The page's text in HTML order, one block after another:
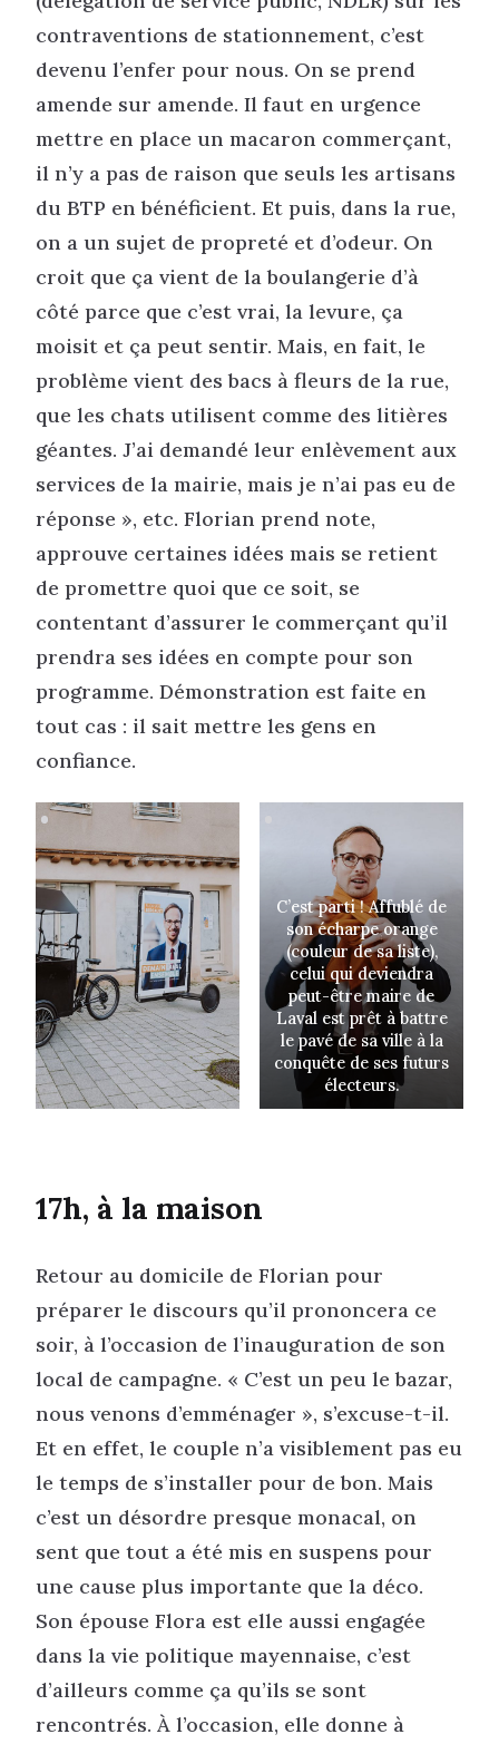
contraventions de stationnement, c’est
devenu l’enfer pour nous. On se prend
amende sur amende. Il faut en urgence
mettre en place un macaron commerçant,
il n’y a pas de raison que seuls les artisans
du BTP en bénéficient. Et puis, dans la rue,
on a un sujet de propreté et d’odeur. On
croit que ça vient de la boulangerie d’à
côté parce que c’est vrai, la levure, ça
moisit et ça peut sentir. Mais, en fait, le
problème vient des bacs à fleurs de la rue,
que les chats utilisent comme des litières
géantes. J’ai demandé leur enlèvement aux
services de la mairie, mais je n’ai pas eu de
réponse », etc. Florian prend note,
approuve certaines idées mais se retient
de promettre quoi que ce soit, se
contentant d’assurer le commerçant qu’il
prendra ses idées en compte pour son
programme. Démonstration est faite en
tout cas : il sait mettre les gens en
confiance.
C’est parti ! Affublé de
son écharpe orange
(couleur de sa liste),
celui qui deviendra
peut-être maire de
Laval est prêt à battre
le pavé de sa ville à la
conquête de ses futurs
électeurs.
17h, à la maison
Retour au domicile de Florian pour
préparer le discours qu’il prononcera ce
soir, à l’occasion de l’inauguration de son
local de campagne. « C’est un peu le bazar,
nous venons d’emménager », s’excuse-t-il.
Et en effet, le couple n’a visiblement pas eu
le temps de s’installer pour de bon. Mais
c’est un désordre presque monacal, on
sent que tout a été mis en suspens pour
une cause plus importante que la déco.
Son épouse Flora est elle aussi engagée
dans la vie politique mayennaise, c’est
d’ailleurs comme ça qu’ils se sont
rencontrés. À l’occasion, elle donne à